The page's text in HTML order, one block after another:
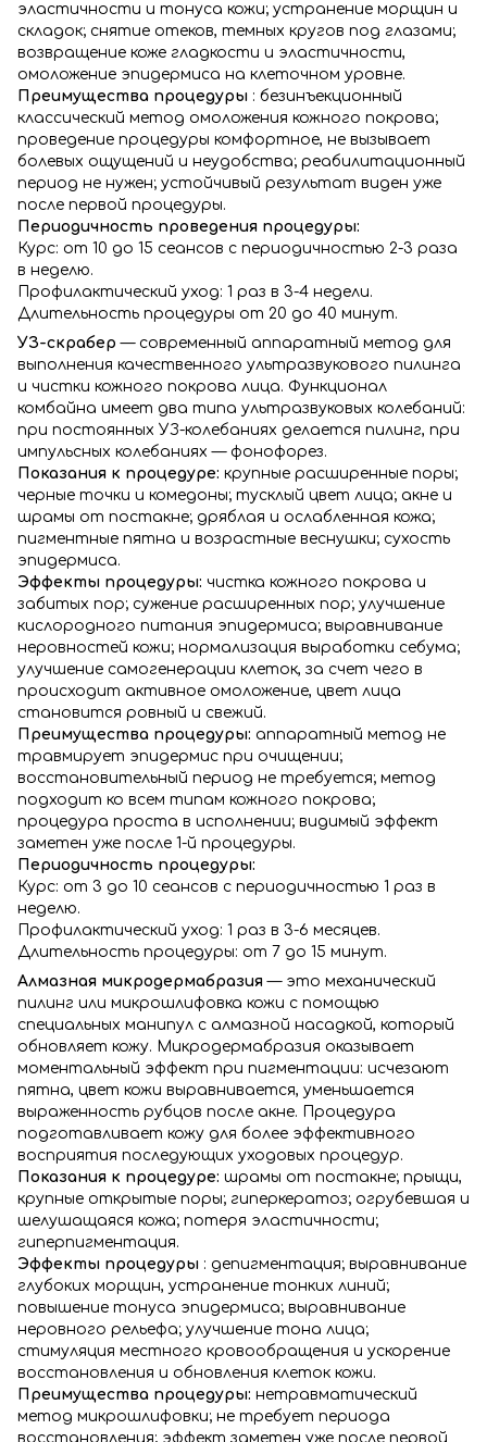
эластичности и тонуса кожи; устранение морщин и
складок; снятие отеков, темных кругов под глазами;
возвращение коже гладкости и эластичности,
омоложение эпидермиса на клеточном уровне.
Преимущества процедуры : безинъекционный
классический метод омоложения кожного покрова;
проведение процедуры комфортное, не вызывает
болевых ощущений и неудобства; реабилитационный
период не нужен; устойчивый результат виден уже
после первой процедуры.
Периодичность проведения процедуры:
Курс: от 10 до 15 сеансов с периодичностью 2-3 раза
в неделю.
Профилактический уход: 1 раз в 3-4 недели.
Длительность процедуры от 20 до 40 минут.
УЗ-скрабер— современный аппаратный метод для
выполнения качественного ультразвукового пилинга
и чистки кожного покрова лица. Функционал
комбайна имеет два типа ультразвуковых колебаний:
при постоянных УЗ-колебаниях делается пилинг, при
импульсных колебаниях — фонофорез.
Показания к процедуре: крупные расширенные поры;
черные точки и комедоны; тусклый цвет лица; акне и
шрамы от постакне; дряблая и ослабленная кожа;
пигментные пятна и возрастные веснушки; сухость
эпидермиса.
Эффекты процедуры: чистка кожного покрова и
забитых пор; сужение расширенных пор; улучшение
кислородного питания эпидермиса; выравнивание
неровностей кожи; нормализация выработки себума;
улучшение самогенерации клеток, за счет чего в
происходит активное омоложение, цвет лица
становится ровный и свежий.
Преимущества процедуры: аппаратный метод не
травмирует эпидермис при очищении;
восстановительный период не требуется; метод
подходит ко всем типам кожного покрова;
процедура проста в исполнении; видимый эффект
заметен уже после 1-й процедуры.
Периодичность процедуры:
Курс: от 3 до 10 сеансов с периодичностью 1 раз в
неделю.
Профилактический уход: 1 раз в 3-6 месяцев.
Длительность процедуры: от 7 до 15 минут.
Алмазная микродермабразия— это механический
пилинг или микрошлифовка кожи с помощью
специальных манипул с алмазной насадкой, который
обновляет кожу. Микродермабразия оказывает
моментальный эффект при пигментации: исчезают
пятна, цвет кожи выравнивается, уменьшается
выраженность рубцов после акне. Процедура
подготавливает кожу для более эффективного
восприятия последующих уходовых процедур.
Показания к процедуре: шрамы от постакне; прыщи,
крупные открытые поры; гиперкератоз; огрубевшая и
шелушащаяся кожа; потеря эластичности;
гиперпигментация.
Эффекты процедуры : депигментация; выравнивание
глубоких морщин, устранение тонких линий;
повышение тонуса эпидермиса; выравнивание
неровного рельефа; улучшение тона лица;
стимуляция местного кровообращения и ускорение
восстановления и обновления клеток кожи.
Преимущества процедуры: нетравматический
метод микрошлифовки; не требует периода
восстановления; эффект заметен уже после первой